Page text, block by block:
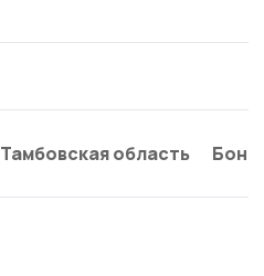
Тамбовская область